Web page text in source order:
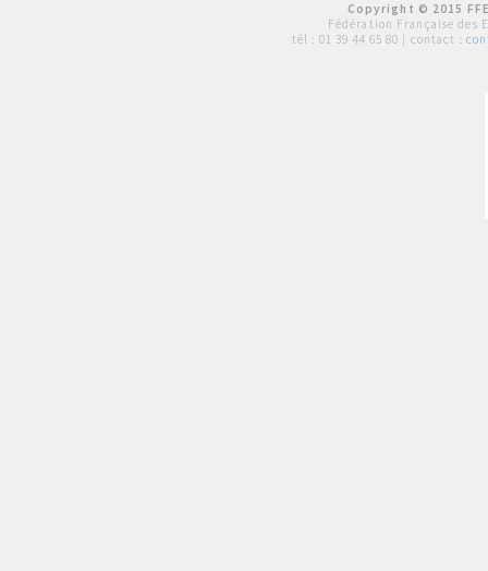
Copyright © 2015
Fédération Française des
tél : 01 39 44 65 80 | contact :